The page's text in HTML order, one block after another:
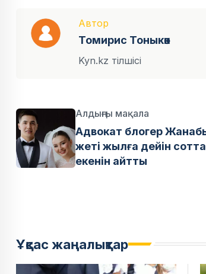
Автор
Томирис Тоныкөк
Kyn.kz тілшісі
Алдыңғы мақала
Адвокат блогер
жеті жылға дейін
екенін айтты
Ұқсас жаңалықтар